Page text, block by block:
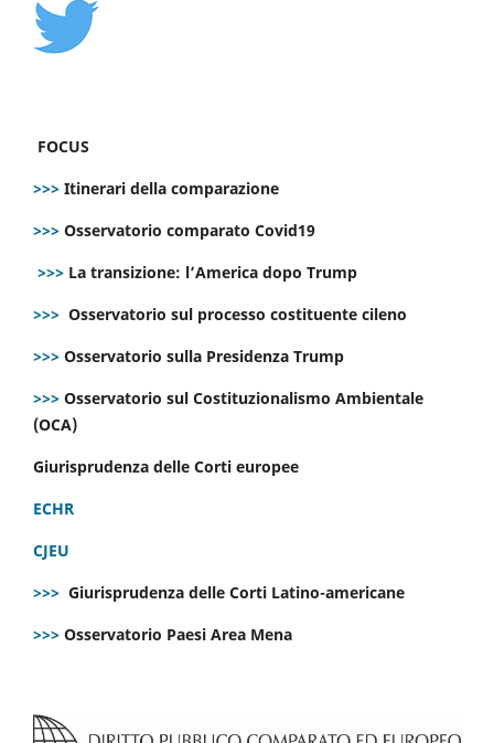
FOCUS
>>> Itinerari della comparazione
>>> Osservatorio comparato Covid19
>>> La transizione: l’America dopo Trump
>>> Osservatorio sul processo costituente cileno
>>> Osservatorio sulla Presidenza Trump
>>> Osservatorio sul Costituzionalismo Ambientale
(OCA)
Giurisprudenza delle Corti europee
ECHR
CJEU
>>> Giurisprudenza delle Corti Latino-americane
>>> Osservatorio Paesi Area Mena